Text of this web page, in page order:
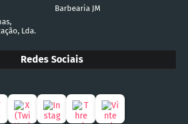
Barbearia JM
Lda.
Redes Sociais